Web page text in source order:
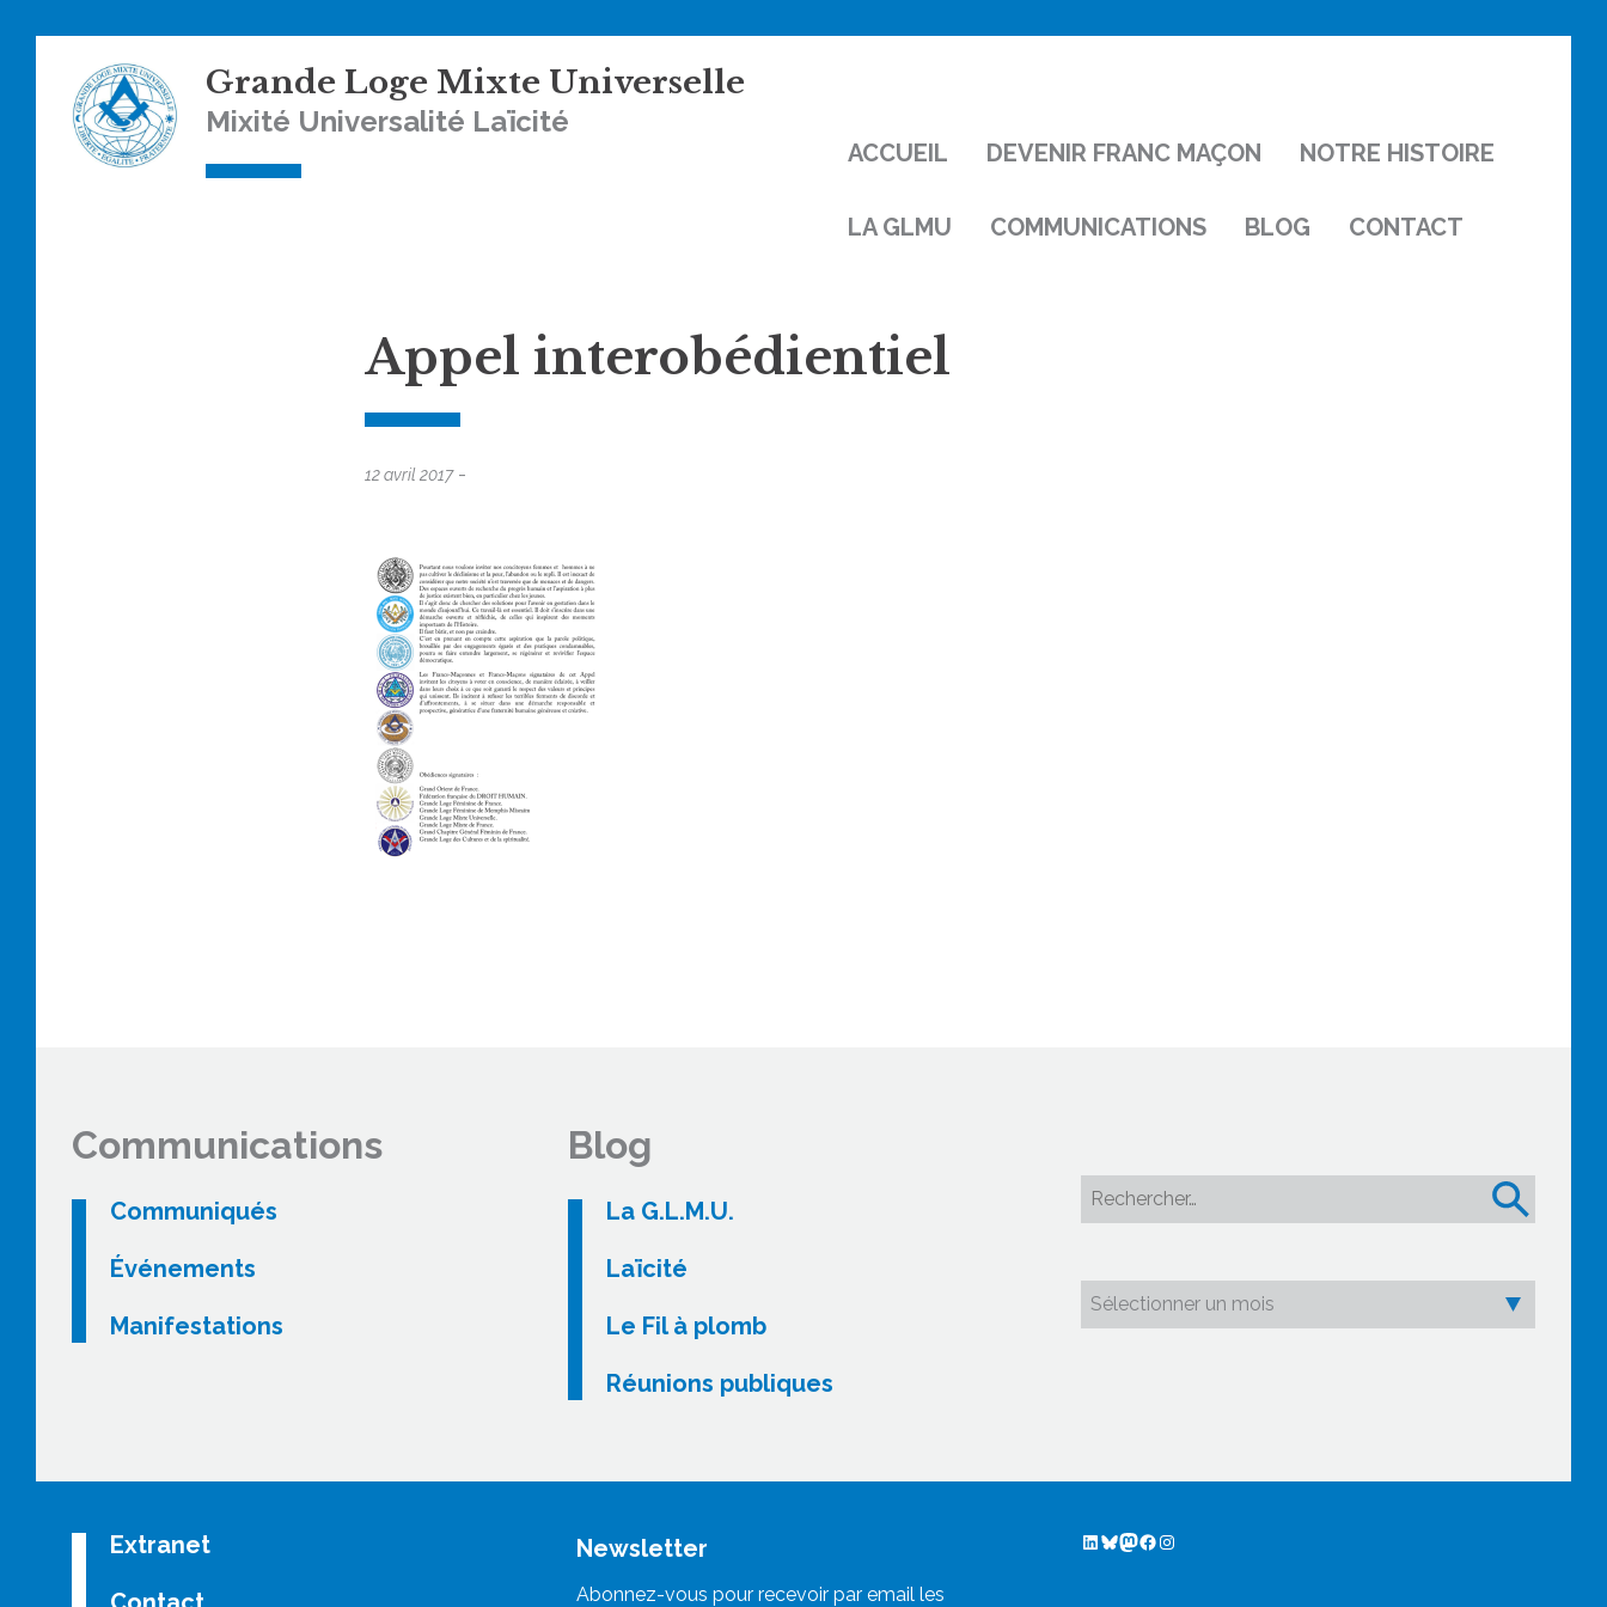
content
Grande Loge Mixte Universelle
Mixité Universalité Laïcité
ACCUEIL DEVENIR FRANC MAÇON NOTRE HISTOIRE
LA GLMU COMMUNICATIONS BLOG CONTACT
Appel interobédientiel
12 avril 2017 -
Communications
Communiqués
Événements
Manifestations
Blog
La G.L.M.U.
Laïcité
Le Fil à plomb
Réunions publiques
Rechercher :
Extranet
Newsletter
Abonnez-vous pour recevoir par email les
LinkedIn
Bluesky
Mastodon
Facebook GLMU
Instagram